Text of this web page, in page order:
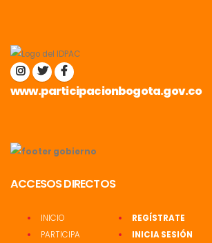
www.participacionbogota.gov.co
ACCESOS DIRECTOS
INICIO
PARTICIPA
REGÍSTRATE
INICIA SESIÓN